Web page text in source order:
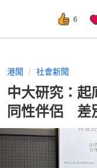
6
港聞 社會新聞
中大研究：起
同性伴侶 差